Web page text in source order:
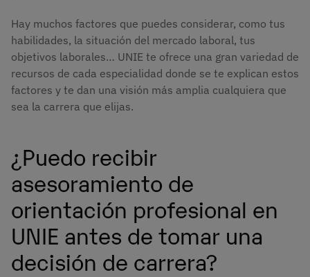
Hay muchos factores que puedes considerar, como tus
habilidades, la situación del mercado laboral, tus
objetivos laborales… UNIE te ofrece una gran variedad de
recursos de cada especialidad donde se te explican estos
factores y te dan una visión más amplia cualquiera que
sea la carrera que elijas.
¿Puedo recibir
asesoramiento de
orientación profesional en
UNIE antes de tomar una
decisión de carrera?